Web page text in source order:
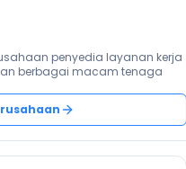
penyedia layanan kerja
berbagai macam tenaga